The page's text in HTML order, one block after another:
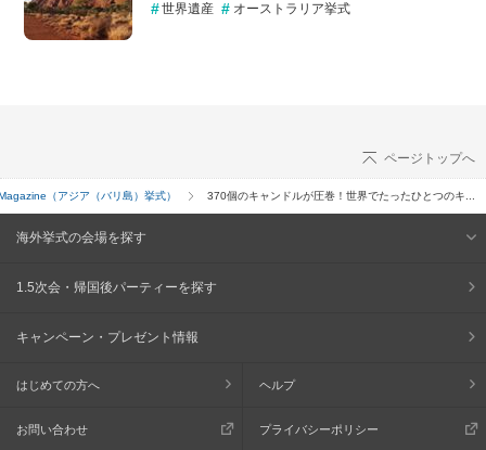
世界遺産 オーストラリア挙式
ページトップへ
（アジア（バリ島）挙式） 370個のキャンドルが圧巻！世界でたったひとつのキ...
海外挙式の会場を探す
1.5次会・帰国後パーティーを探す
キャンペーン・プレゼント情報
はじめての方へ ヘルプ
お問い合わせ プライバシーポリシー